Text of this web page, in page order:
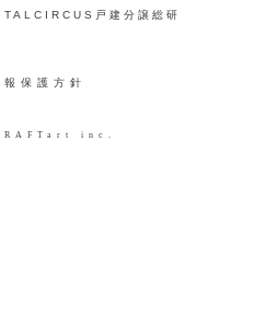
戸建分譲総研
保護方針
inc.